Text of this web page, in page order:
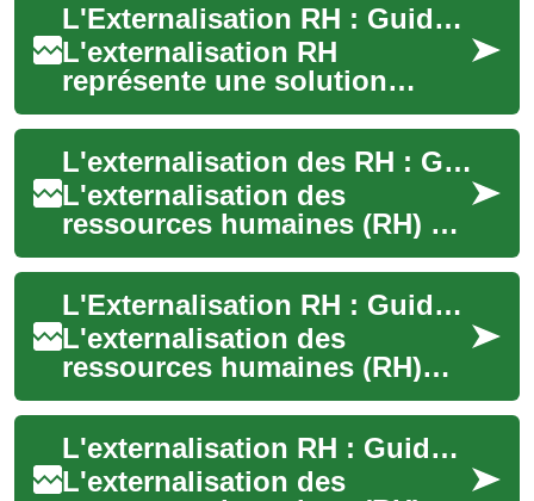
L'Externalisation RH : Guide Complet pour Optimiser la Gestion des Ressources Humaines
L'externalisation RH
représente une solution
stratégique permettant aux
entreprises de confier tout ou
partie de leur...
L'externalisation des RH : Guide Complet pour Optimiser la Gestion des Ressources Humaines
L'externalisation des
ressources humaines (RH) est
devenue une solution
stratégique pour les
entreprises cherchant à ...
L'Externalisation RH : Guide Complet pour Optimiser vos Ressources Humaines
L'externalisation des
ressources humaines (RH)
représente une solution
stratégique permettant aux
entreprises de tout...
L'externalisation RH : Guide Complet pour Optimiser la Gestion de vos Ressources Humaines
L'externalisation des